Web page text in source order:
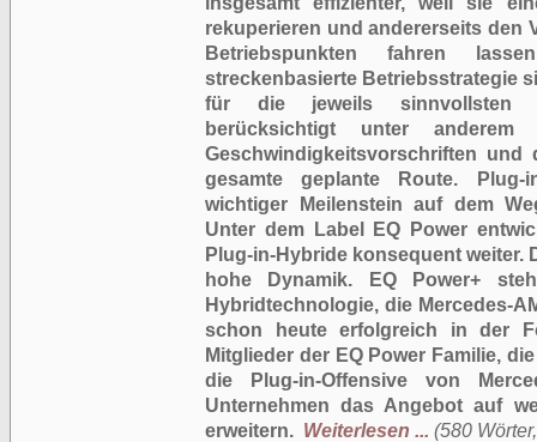
rekuperieren und andererseits den
Betriebspunkten fahren
streckenbasierte Betriebsstrategie
für die jeweils sinnvollsten
berücksichtigt unter anderem
Geschwindigkeitsvorschriften und
gesamte geplante Route.
wichtiger Meilenstein auf dem
Unter dem Label EQ Power
Plug-in-Hybride konsequent weiter.
hohe Dynamik. EQ Power+
Hybridtechnologie, die Mercedes-
schon heute erfolgreich in der
Mitglieder der EQ Power Familie,
die Plug-in-Offensive von
Unternehmen das Angebot auf
erweitern. Weiterlesen ... (580